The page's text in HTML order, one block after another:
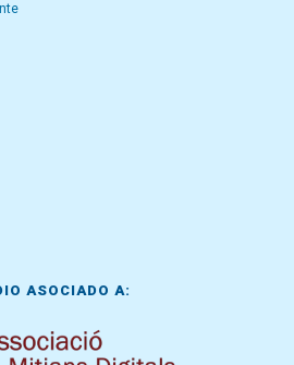
ASOCIADO A: